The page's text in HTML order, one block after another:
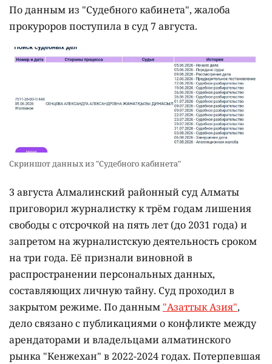
По данным из "Судебного кабинета", жалоба
прокуроров поступила в суд 7 августа.
Скриншот данных из "Судебного кабинета"
3 августа Алмалинский районный суд Алматы
приговорил журналистку к трём годам лишения
свободы с отсрочкой на пять лет (до 2031 года) и
запретом на журналистскую деятельность сроком
на три года. Её признали виновной в
распространении персональных данных,
составляющих личную тайну. Суд проходил в
закрытом режиме. По данным "Азаттык Азия",
дело связано с публикациями о конфликте между
арендаторами и владельцами алматинского
рынка "Кенжехан" в 2022-2024 годах. Потерпевшая